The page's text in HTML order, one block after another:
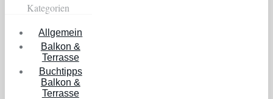
Kategorien
Allgemein
Balkon &
Terrasse
Buchtipps
Balkon &
Terrasse